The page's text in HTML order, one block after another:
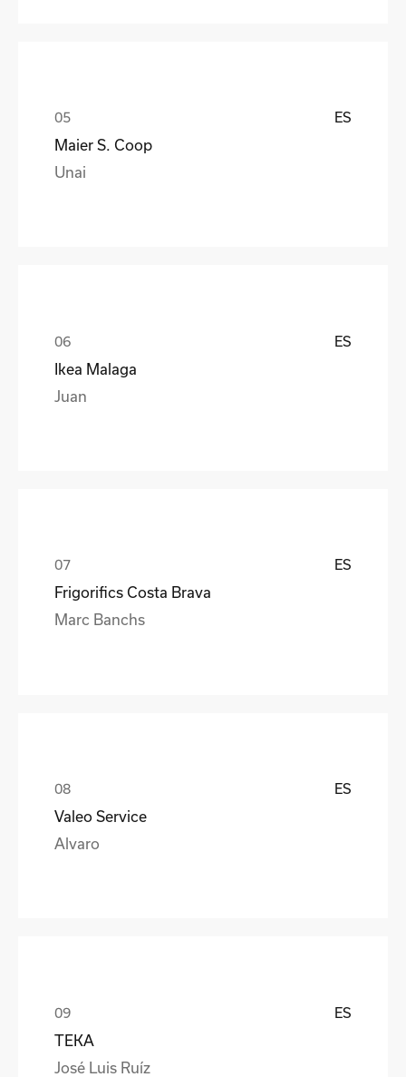
ES
Maier S. Coop
Unai
ES
Ikea Malaga
Juan
ES
Frigorifics Costa Brava
Marc Banchs
ES
Valeo Service
Alvaro
ES
TEKA
José Luis Ruíz